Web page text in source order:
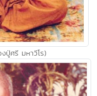
ปู่ศรี มหาวีโร)